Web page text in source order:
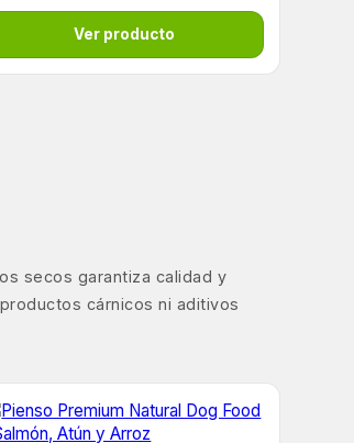
Ver producto
secos garantiza calidad y
cárnicos ni aditivos